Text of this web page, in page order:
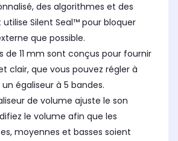
des algorithmes et des
Silent Seal™ pour bloquer
que possible.
de 11 mm sont conçus pour fournir
clair, que vous pouvez régler à
égaliseur à 5 bandes.
de volume ajuste le son
le volume afin que les
moyennes et basses soient